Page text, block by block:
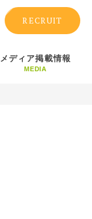
RECRUIT
メディア掲載情報
MEDIA